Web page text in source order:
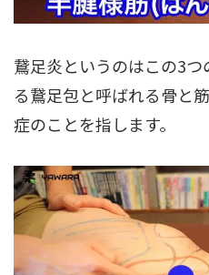
鵞足炎というのはこの3
る鵞足包と呼ばれる骨と
症のことを指します。